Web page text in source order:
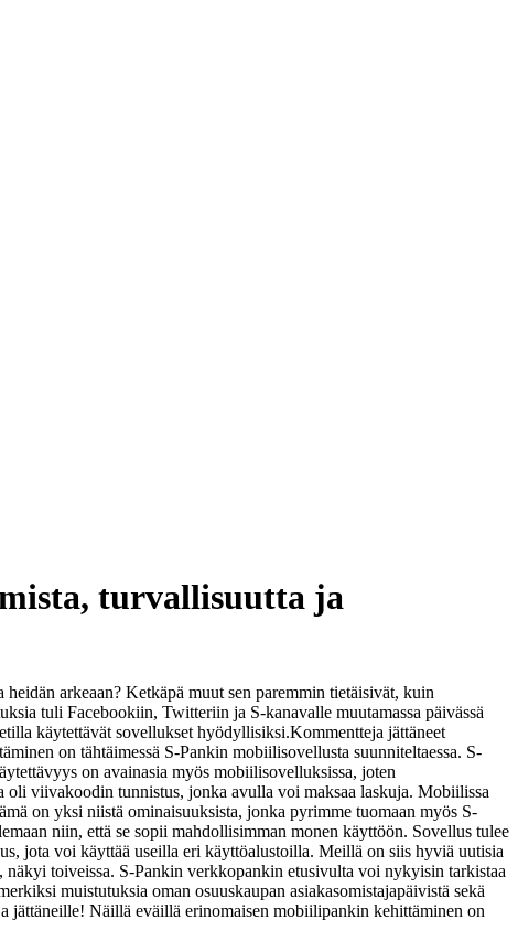
turvallisuutta ja
arkeaan? Ketkäpä muut sen paremmin tietäisivät, kuin
tuli Facebookiin, Twitteriin ja S-kanavalle muutamassa päivässä
käytettävät sovellukset hyödyllisiksi.Kommentteja jättäneet
on tähtäimessä S-Pankin mobiilisovellusta suunniteltaessa. S-
on avainasia myös mobiilisovelluksissa, joten
oli viivakoodin tunnistus, jonka avulla voi maksaa laskuja. Mobiilissa
on yksi niistä ominaisuuksista, jonka pyrimme tuomaan myös S-
niin, että se sopii mahdollisimman monen käyttöön. Sovellus tulee
jota voi käyttää useilla eri käyttöalustoilla. Meillä on siis hyviä uutisia
näkyi toiveissa. S-Pankin verkkopankin etusivulta voi nykyisin tarkistaa
muistutuksia oman osuuskaupan asiakasomistajapäivistä sekä
jättäneille! Näillä eväillä erinomaisen mobiilipankin kehittäminen on